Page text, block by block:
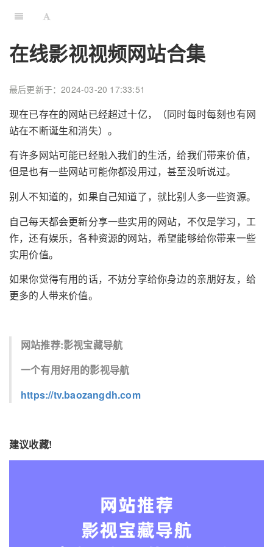
在线影视视频网站合集
最后更新于：2024-03-20 17:33:51
现在已存在的网站已经超过十亿，（同时每时每刻也有网
站在不断诞生和消失）。
有许多网站可能已经融入我们的生活，给我们带来价值，
但是也有一些网站可能你都没用过，甚至没听说过。
别人不知道的，如果自己知道了，就比别人多一些资源。
自己每天都会更新分享一些实用的网站，不仅是学习，工
作，还有娱乐，各种资源的网站，希望能够给你带来一些
实用价值。
如果你觉得有用的话，不妨分享给你身边的亲朋好友，给
更多的人带来价值。
网站推荐:影视宝藏导航
一个有用好用的影视导航
https://tv.baozangdh.com
建议收藏!